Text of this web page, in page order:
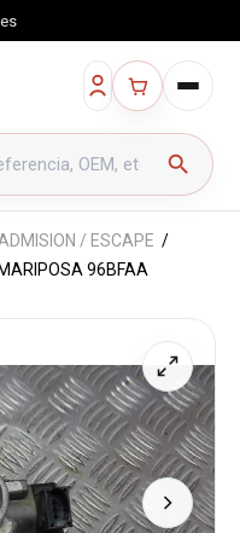
search
/ ESCAPE
96BFAA